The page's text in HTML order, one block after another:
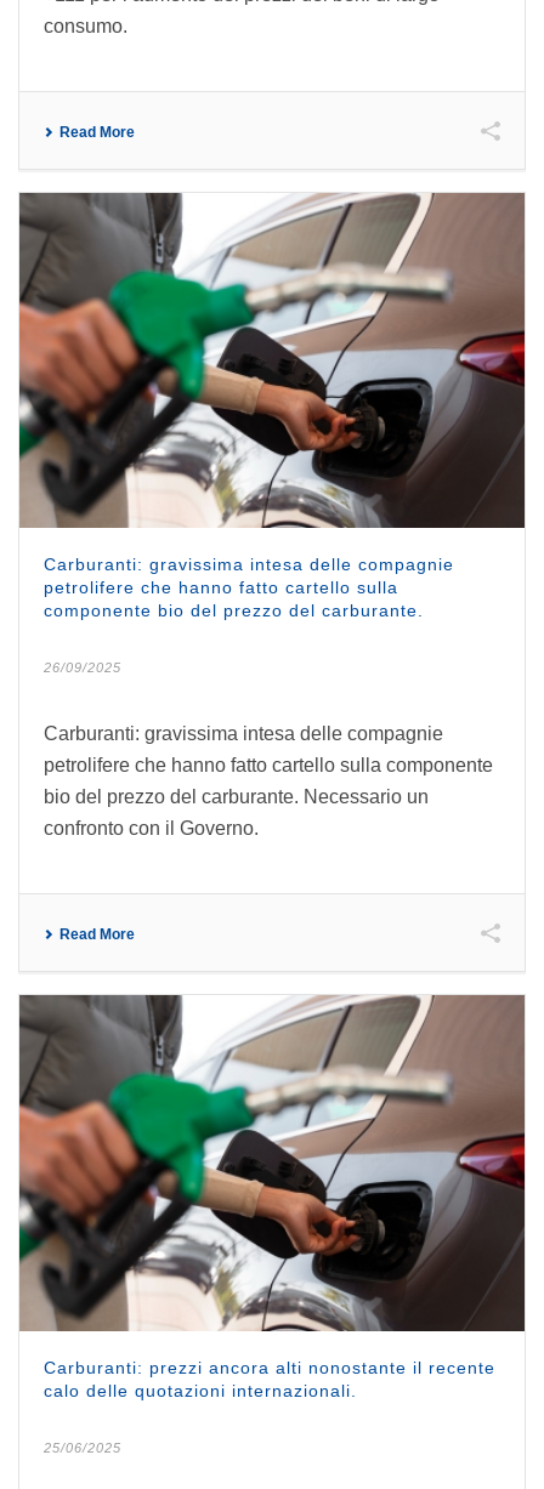
consumo.
Read More
Carburanti: gravissima intesa delle compagnie
petrolifere che hanno fatto cartello sulla
componente bio del prezzo del carburante.
26/09/2025
Carburanti: gravissima intesa delle compagnie
petrolifere che hanno fatto cartello sulla componente
bio del prezzo del carburante. Necessario un
confronto con il Governo.
Read More
Carburanti: prezzi ancora alti nonostante il recente
calo delle quotazioni internazionali.
25/06/2025